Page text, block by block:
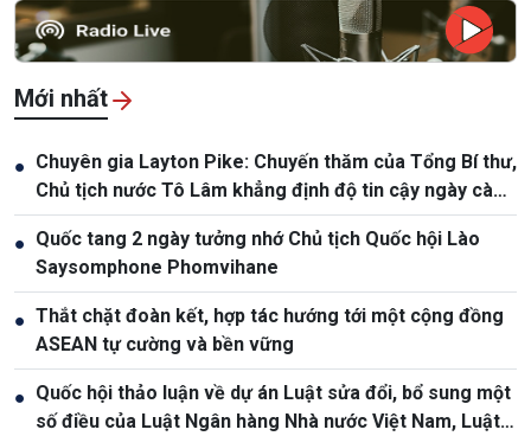
Mới nhất
● Chuyên gia Layton Pike: Chuyến thăm của Tổng Bí thư,
Chủ tịch nước Tô Lâm khẳng định độ tin cậy ngày càng
cao giữa Việt Nam và Australia
● Quốc tang 2 ngày tưởng nhớ Chủ tịch Quốc hội Lào
Saysomphone Phomvihane
● Thắt chặt đoàn kết, hợp tác hướng tới một cộng đồng
ASEAN tự cường và bền vững
● Quốc hội thảo luận về dự án Luật sửa đổi, bổ sung một
số điều của Luật Ngân hàng Nhà nước Việt Nam, Luật